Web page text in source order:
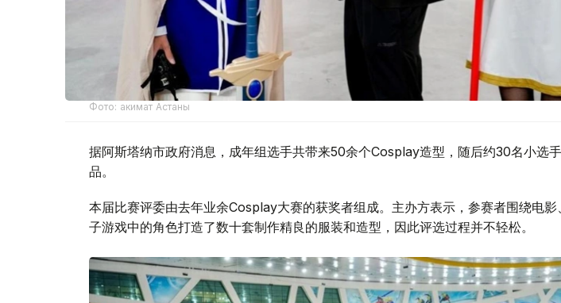
Фото: акимат Астаны
据阿斯塔纳市政府消息，成年组选手共带来50余个Cosplay造型，随后约30名小选
品。
本届比赛评委由去年业余Cosplay大赛的获奖者组成。主办方表示，参赛者围绕电
子游戏中的角色打造了数十套制作精良的服装和造型，因此评选过程并不轻松。